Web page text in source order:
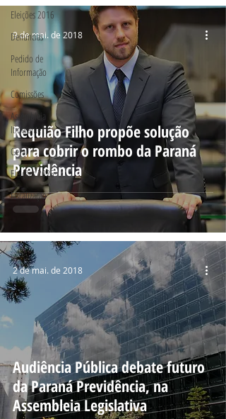
Eleições 2016
Denúncias
Pedido de
Informação
Comissões
Assembleia
Itinerante
Geral
Eleições 2026
Fiscalização
Requião Filho propõe solução
para cobrir o rombo da Paraná
Previdência
9 de mai. de 2018
Audiência Pública debate futuro
da Paraná Previdência, na
Assembleia Legislativa
2 de mai. de 2018